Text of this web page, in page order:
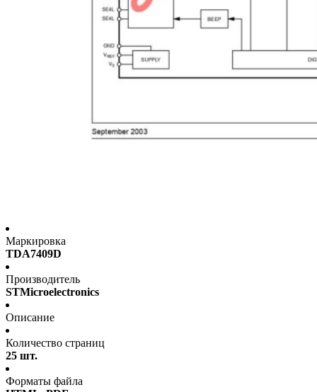
Маркировка
TDA7409D
Производитель
STMicroelectronics
Описание
Количество страниц
25 шт.
Форматы файла